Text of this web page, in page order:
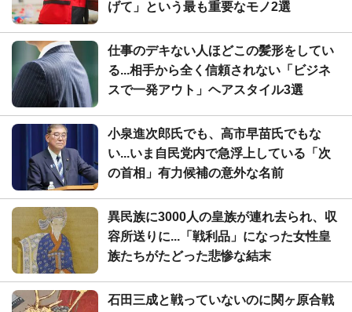
げて」という最も重要なモノ2選
仕事のデキない人ほどこの髪形をしてい
る...相手から全く信頼されない「ビジネ
スで一発アウト」ヘアスタイル3選
小泉進次郎氏でも、高市早苗氏でもな
い...いま自民党内で急浮上している「次
の首相」有力候補の意外な名前
異民族に3000人の皇族が連れ去られ、収
容所送りに...「戦利品」になった女性皇
族たちがたどった悲惨な結末
石田三成と戦っていないのに関ヶ原合戦